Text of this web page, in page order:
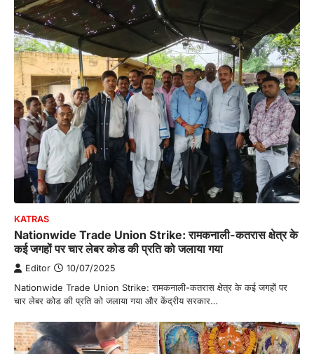
KATRAS
Nationwide Trade Union Strike: रामकनाली-कतरास क्षेत्र के
कई जगहों पर चार लेबर कोड की प्रति को जलाया गया
Editor 10/07/2025
Nationwide Trade Union Strike: रामकनाली-कतरास क्षेत्र के कई जगहों पर
चार लेबर कोड की प्रति को जलाया गया और केंद्रीय सरकार…